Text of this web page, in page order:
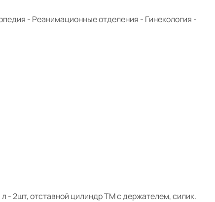
- Реанимационные отделения - Гинекология -
2шт, отставной цилиндр TM с держателем, силик.